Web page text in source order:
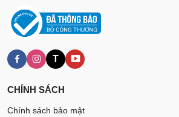
T
CHÍNH SÁCH
Chính sách bảo mật